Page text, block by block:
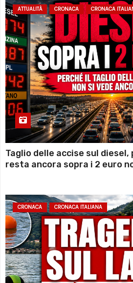
ATTUALITÀ CRONACA CRONACA
Taglio delle accise sul diesel,
resta ancora sopra i 2 euro
CRONACA CRONACA ITALIANA